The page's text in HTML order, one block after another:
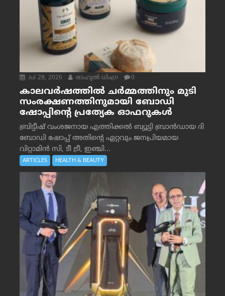
Jul 28, 2026 രാഹുല്‍ ധിംഗ്ര 0
കാലവർഷത്തിൽ ചർമ്മത്തിനും മുടി
സംരക്ഷണത്തിനുമായി ബോഡി
ഷോപ്പിന്റെ പ്രത്യേക ഓഫറുകൾ
ബ്രിട്ടീഷ് വംശജനായ എത്തിക്കൽ ബ്യൂട്ടി ബ്രാൻഡായ ദി
ബോഡി ഷോപ്പ് അതിന്റെ ഏറ്റവും ജനപ്രിയമായ
വിറ്റാമിൻ സി, ടീ ട്രീ, ഇഞ്ചി...
ARTICLES HEALTH & BEAUTY